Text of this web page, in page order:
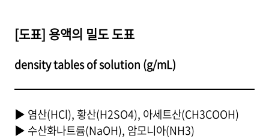
[도표] 용액의 밀도 도표
density tables of solution (g/mL)
▶ 염산(HCl), 황산(H2SO4), 아세트산(CH3COOH)
▶ 수산화나트륨(NaOH), 암모니아(NH3)